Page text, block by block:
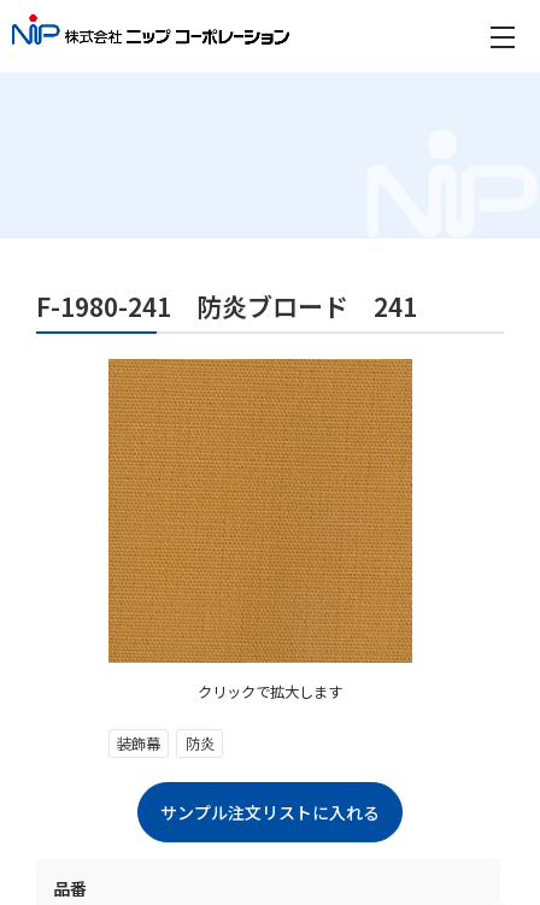
F-1980-241 防炎ブロード 241
クリックで拡大します
装飾幕 防炎
品番